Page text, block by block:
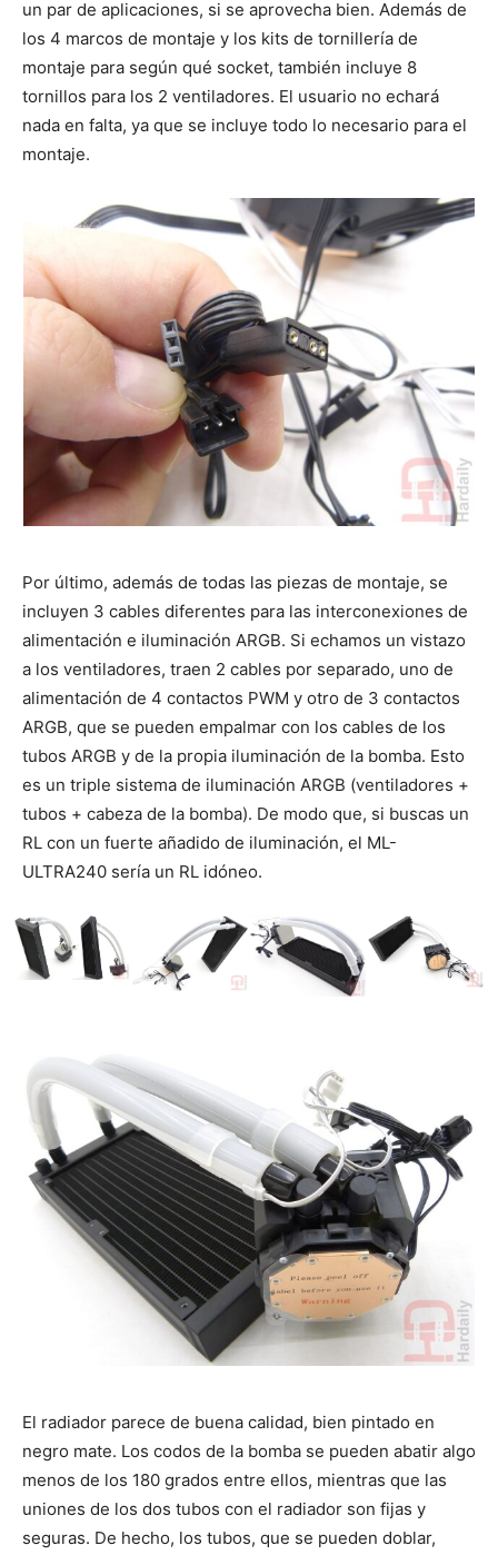
un par de aplicaciones, si se aprovecha bien. Además de
los 4 marcos de montaje y los kits de tornillería de
montaje para según qué socket, también incluye 8
tornillos para los 2 ventiladores. El usuario no echará
nada en falta, ya que se incluye todo lo necesario para el
montaje.
Por último, además de todas las piezas de montaje, se
incluyen 3 cables diferentes para las interconexiones de
alimentación e iluminación ARGB. Si echamos un vistazo
a los ventiladores, traen 2 cables por separado, uno de
alimentación de 4 contactos PWM y otro de 3 contactos
ARGB, que se pueden empalmar con los cables de los
tubos ARGB y de la propia iluminación de la bomba. Esto
es un triple sistema de iluminación ARGB (ventiladores +
tubos + cabeza de la bomba). De modo que, si buscas un
RL con un fuerte añadido de iluminación, el ML-
ULTRA240 sería un RL idóneo.
El radiador parece de buena calidad, bien pintado en
negro mate. Los codos de la bomba se pueden abatir algo
menos de los 180 grados entre ellos, mientras que las
uniones de los dos tubos con el radiador son fijas y
seguras. De hecho, los tubos, que se pueden doblar,